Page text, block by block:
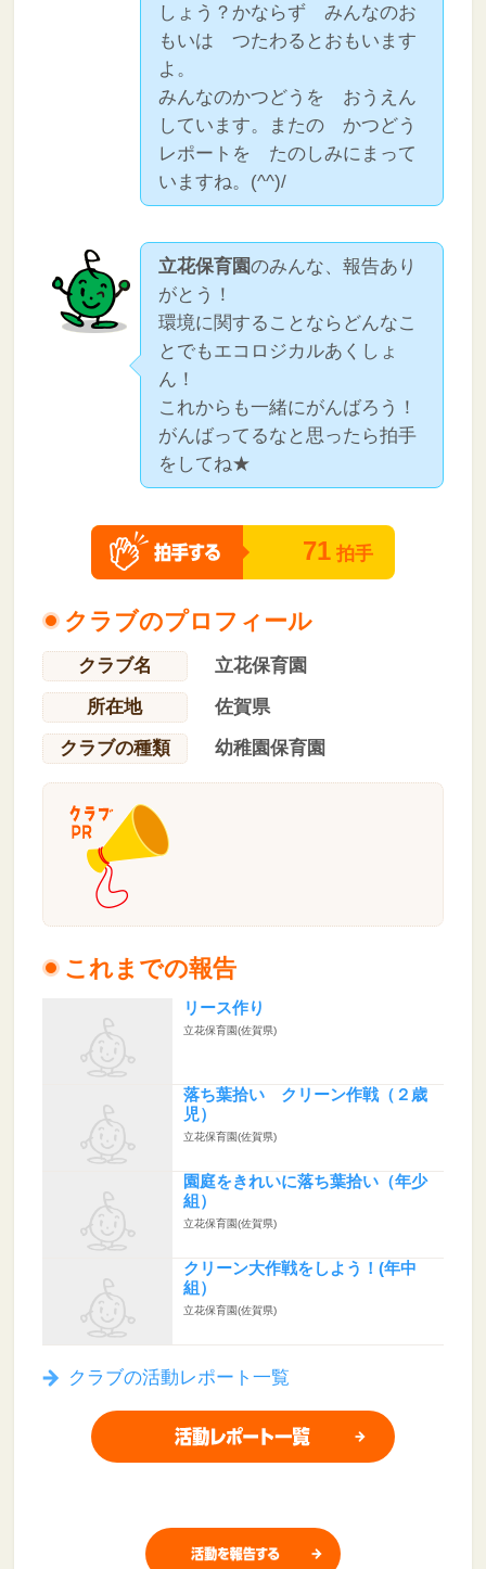
しょう？かならず みんなのお
もいは つたわるとおもいます
よ。
みんなのかつどうを おうえん
しています。またの かつどう
レポートを たのしみにまって
いますね。(^^)/
立花保育園のみんな、報告あり
がとう！
環境に関することならどんなこ
とでもエコロジカルあくしょ
ん！
これからも一緒にがんばろう！
がんばってるなと思ったら拍手
をしてね★
71 拍手
クラブのプロフィール
クラブ名
立花保育園
所在地
佐賀県
クラブの種類
幼稚園保育園
これまでの報告
リース作り
立花保育園(佐賀県)
落ち葉拾い クリーン作戦（２歳
児）
立花保育園(佐賀県)
園庭をきれいに落ち葉拾い（年少
組）
立花保育園(佐賀県)
クリーン大作戦をしよう！(年中
組）
立花保育園(佐賀県)
クラブの活動レポート一覧